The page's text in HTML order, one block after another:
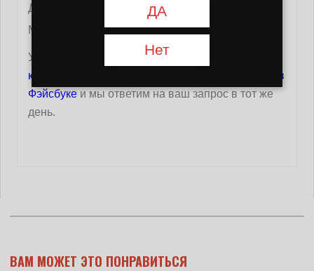
Диаметр стебля: 4 см
Материал: акрил
У вас есть вопросы? Связаться с нами
контактов
аккаунт в
Фэйсбукеи мы ответим на ваш запрос в тот же
день.
ВАМ МОЖЕТ ЭТО ПОНРАВИТЬСЯ
ДА
Нет